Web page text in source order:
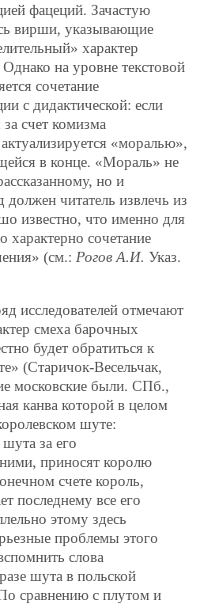
фацеций. Зачастую
вирши, указывающие
характер
на уровне текстовой
сочетание
с дидактической: если
счет комизма
«моралью»,
в конце. «Мораль» не
но и
должен читатель извлечь из
известно, что именно для
характерно сочетание
(см.: Рогов А.И. Указ.
исследователей отмечают
смеха барочных
будет обратиться к
(Старичок-Весельчак,
московские были. СПб.,
канва которой в целом
шуте:
за его
приносят королю
счете король,
последнему все его
этому здесь
проблемы этого
слова
шута в польской
сравнению с плутом и